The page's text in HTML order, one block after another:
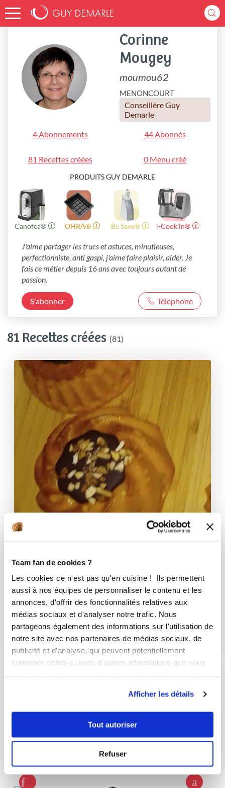
Team fan de cookies ?
Les cookies ce n'est pas qu'en cuisine ! Ils permettent
aussi à nos équipes de personnaliser le contenu et les
annonces, d'offrir des fonctionnalités relatives aux
médias sociaux et d'analyser notre trafic. Nous
partageons également des informations sur l'utilisation de
notre site avec nos partenaires de médias sociaux, de
publicité et d'analyse, qui peuvent potentiellement
combiner celles-ci avec d'autres informations que vous
Afficher les détails
Tout autoriser
Refuser
Accueil moumou62
Corinne
Mougey
moumou62
MENONCOURT
Conseillère Guy
Demarle
4 Abonnements 44 Abonnés
81 Recettes créées 0 Menu créé
PRODUITS GUY DEMARLE
Canofea® OHRA® Be Save® i-Cook’in®
J'aime partager les trucs et astuces, minutieuses,
perfectionniste, anti gaspi, j'aime faire plaisir, aider. Je
fais ce métier depuis 16 ans avec toujours autant de
passion.
S'abonner Téléphone
81 Recettes créées (81)
Conseillère Guy Demarle
Twists au potimarron chocolat
Aucune note
35 min 0 1
Corinne Mougey
Petits fours pesto crevettes
Aucune note